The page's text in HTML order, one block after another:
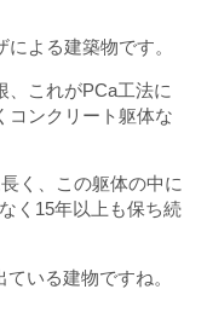
よる建築物です。
、これがPCa工法に
コンクリート躯体な
く、この躯体の中に
く15年以上も保ち続
いる建物ですね。